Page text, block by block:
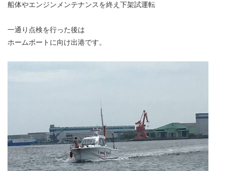
船体やエンジンメンテナンスを終え下架試運転
一通り点検を行った後は
ホームポートに向け出港です。